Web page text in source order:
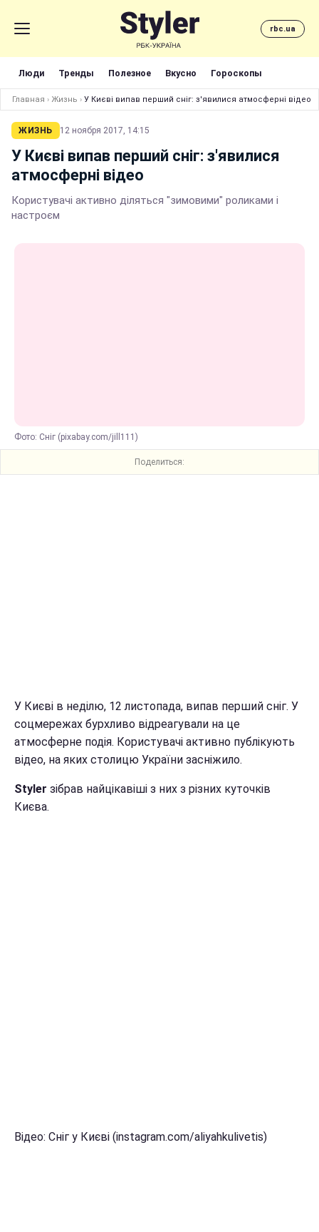
rbc.ua
Люди Тренды Полезное Вкусно Гороскопы
Главная › Жизнь › У Києві випав перший сніг: з'явилися атмосферні відео
ЖИЗНЬ 12 ноября 2017, 14:15
У Києві випав перший сніг: з'явилися
атмосферні відео
Користувачі активно діляться "зимовими" роликами і
настроєм
Фото: Сніг (pixabay.com/jill111)
Поделиться:
У Києві в неділю, 12 листопада, випав перший сніг. У
соцмережах бурхливо відреагували на це
атмосферне подія. Користувачі активно публікують
відео, на яких столицю України засніжило.
Styler зібрав найцікавіші з них з різних куточків
Києва.
Відео: Сніг у Києві (instagram.com/aliyahkulivetis)